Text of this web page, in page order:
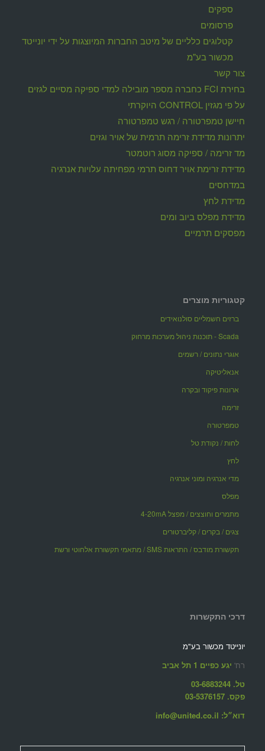
ספקים
פרסומים
קטלוגים כלליים של מיטב החברות המיוצגות על ידי יונייטד
מכשור בע"מ
צור קשר
בחירת FCI כחברה מספר מובילה למדי ספיקה מסיים לגזים
על פי מגזין CONTROL היוקרתי
חיישן טמפרטורה / רגש טמפרטורה
יתרונות מדידת זרימה תרמית של אויר וגזים
מד זרימה / ספיקה מסוג רוטמטר
מדידת זרימת אויר דחוס תרמי מפחיתה עלויות אנרגיה
במדחסים
מדידת לחץ
מדידת מפלס ביוב ומים
מפסקים תרמיים
קטגוריות מוצרים
ברזים חשמליים סולנואידים
Scada - תוכנות ניהול מערכות מרחוק
אוגרי נתונים / רשמים
אנאליטיקה
ארונות פיקוד ובקרה
זרימה
טמפרטורה
לחות / נקודת טל
לחץ
מדי אנרגיה ומוני אנרגיה
מפלס
מתמרים וחוצצים / מפצל 4-20mA
צגים / בקרים / קליברטורים
תקשורת מודבס / התראות SMS / מתאמי תקשורת אלחוטי ורשת
דרכי התקשרות
יונייטד מכשור בע"מ
רח' יגע כפיים 1 תל אביב
טל. 03-6883244
פקס. 03-5376157
דוא״ל: info@united.co.il